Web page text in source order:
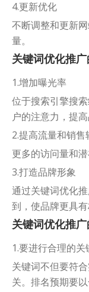
4.更新优化
不断调整和更新
量。
关键词优化推
1.增加曝光率
位于搜索引擎搜
户的注意力，提高
2.提高流量和销售
更多的访问量和
3.打造品牌形象
通过关键词优化
到，使品牌更具有
关键词优化推
1.要进行合理的
关键词不但要符
关。排名预期要